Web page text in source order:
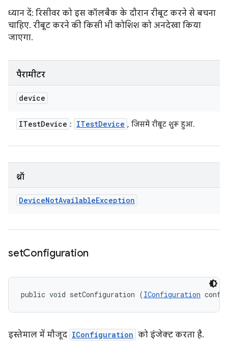
ध्यान दें: रिसीवर को इस कॉलबैक के दौरान रीबूट करने से बचना
चाहिए. रीबूट करने की किसी भी कोशिश को अनदेखा किया
जाएगा.
पैरामीटर
device
ITestDevice : ITestDevice , जिसमें रीबूट शुरू हुआ.
थ्रॉ
DeviceNotAvailableException
setConfiguration
public void setConfiguration (IConfiguration
इस्तेमाल में मौजूद IConfiguration को इंजेक्ट करता है.